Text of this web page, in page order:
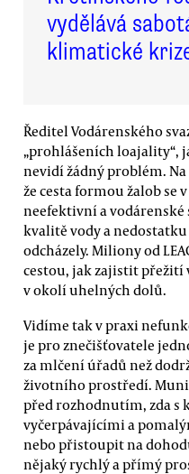
vydělává
klimatické
Ředitel Vodárenského
„prohlášeních loajality“,
nevidí žádný problém.
že cesta formou žalob
neefektivní a
kvalitě vody a
odcházely. Miliony od
cestou, jak zajistit přežití
v okolí uhelných dolů.
Vidíme tak v praxi
je pro znečišťovatele
za mlčení úřadů než
životního prostředí.
před rozhodnutím, zda s
vyčerpávajícími a
nebo přistoupit na
nějaký rychlý a přímý